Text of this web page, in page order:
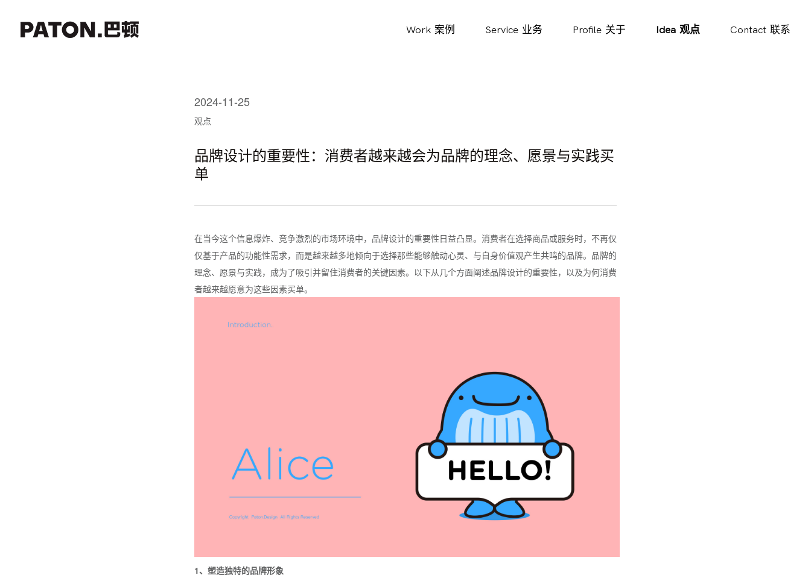
Work 案例 Service 业务 Profile 关于 Idea 观点 Contact 联系
2024-11-25
观点
品牌设计的重要性：消费者越来越会为品牌的理念、愿景与实践买
单
在当今这个信息爆炸、竞争激烈的市场环境中，品牌设计的重要性日益凸显。消费者在选择商品或服务时，不再仅
仅基于产品的功能性需求，而是越来越多地倾向于选择那些能够触动心灵、与自身价值观产生共鸣的品牌。品牌的
理念、愿景与实践，成为了吸引并留住消费者的关键因素。以下从几个方面阐述品牌设计的重要性，以及为何消费
者越来越愿意为这些因素买单。
1、塑造独特的品牌形象